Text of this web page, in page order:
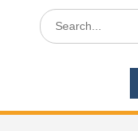
Search
for: